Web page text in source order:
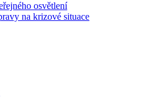
osvětlení
na krizové situace